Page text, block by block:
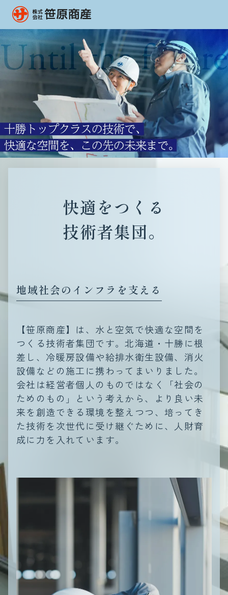
快適をつくる
技術者集団。
地域社会のインフラを支える
【笹原商産】は、水と空気で快適な空間を
つくる技術者集団です。北海道・十勝に根
差し、冷暖房設備や給排水衛生設備、消火
設備などの施工に携わってまいりました。
会社は経営者個人のものではなく「社会の
ためのもの」という考えから、より良い未
来を創造できる環境を整えつつ、培ってき
た技術を次世代に受け継ぐために、人財育
成に力を入れています。